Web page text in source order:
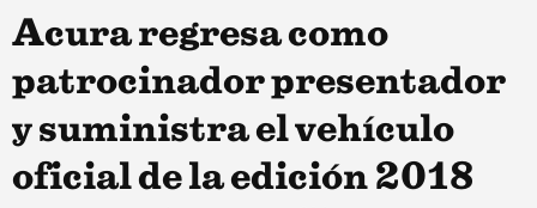
Acura regresa como
patrocinador presentador
y suministra el vehículo
oficial de la edición 2018